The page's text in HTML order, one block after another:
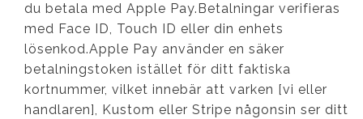
du betala med Apple Pay.Betalningar verifieras
med Face ID, Touch ID eller din enhets
lösenkod.Apple Pay använder en säker
betalningstoken istället för ditt faktiska
kortnummer, vilket innebär att varken [vi eller
handlaren], Kustom eller Stripe någonsin ser ditt